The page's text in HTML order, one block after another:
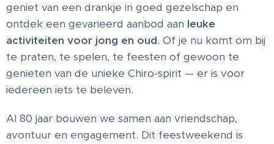
geniet van een drankje in goed gezelschap en
ontdek een gevarieerd aanbod aan leuke
activiteiten voor jong en oud. Of je nu komt om bij
te praten, te spelen, te feesten of gewoon te
genieten van de unieke Chiro-spirit — er is voor
iedereen iets te beleven.
Al 80 jaar bouwen we samen aan vriendschap,
avontuur en engagement. Dit feestweekend is